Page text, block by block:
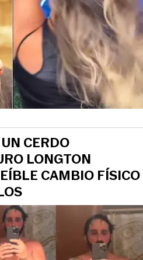
CERDO
LONGTON
CAMBIO FÍSICO